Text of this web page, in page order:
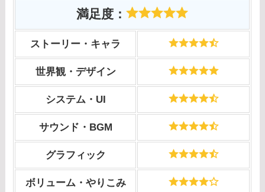
満足度 ：
ストーリー・キャラ
世界観・デザイン
システム・UI
サウンド・BGM
グラフィック
ボリューム・やりこみ